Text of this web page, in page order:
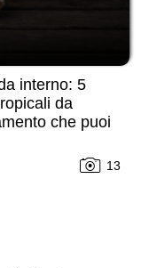
interno: 5
da
che puoi
13